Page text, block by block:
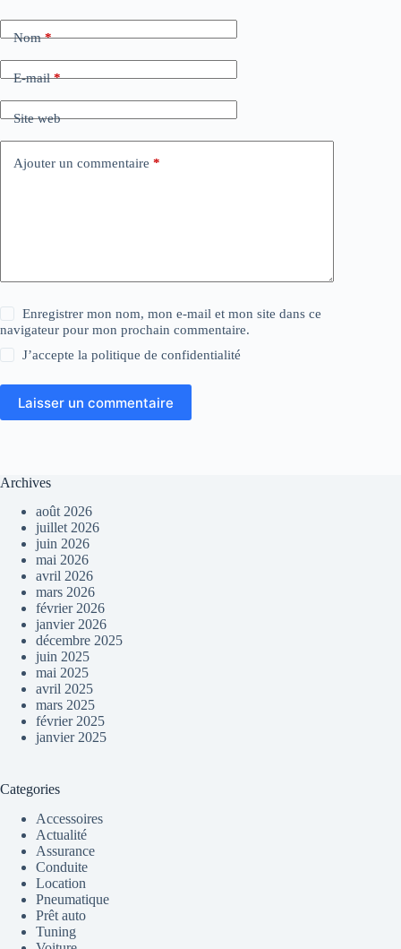
Nom*
E-mail*
Site web
Ajouter un commentaire *
Enregistrer mon nom, mon e-mail et mon site dans ce
navigateur pour mon prochain commentaire.
J’accepte lapolitique de confidentialité
Laisser un commentaire
Archives
août 2026
juillet 2026
juin 2026
mai 2026
avril 2026
mars 2026
février 2026
janvier 2026
décembre 2025
juin 2025
mai 2025
avril 2025
mars 2025
février 2025
janvier 2025
Categories
Accessoires
Actualité
Assurance
Conduite
Location
Pneumatique
Prêt auto
Tuning